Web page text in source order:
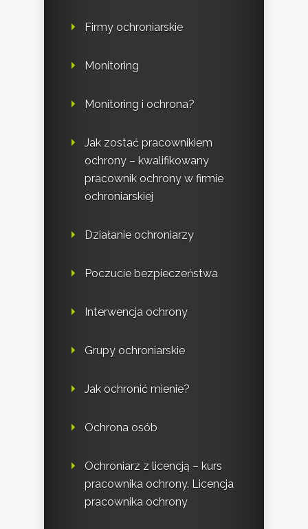
Firmy ochroniarskie
Monitoring
Monitoring i ochrona?
Jak zostać pracownikiem
ochrony – kwalifikowany
pracownik ochrony w firmie
ochroniarskiej
Działanie ochroniarzy
Poczucie bezpieczeństwa
Interwencja ochrony
Grupy ochroniarskie
Jak ochronić mienie?
Ochrona osób
Ochroniarz z licencją – kurs
pracownika ochrony. Licencja
pracownika ochrony